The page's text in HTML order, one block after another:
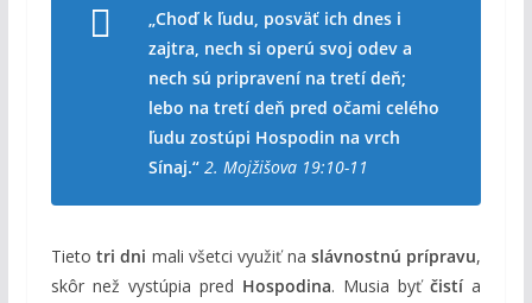
„Choď k ľudu, posväť ich dnes i
zajtra, nech si operú svoj odev a
nech sú pripravení na tretí deň;
lebo na tretí deň pred očami celého
ľudu zostúpi Hospodin na vrch
Sínaj.“ 2. Mojžišova 19:10-11
Tietotri dni mali všetci využiť na slávnostnú prípravu,
skôr než vystúpia pred Hospodina. Musia byťčistí a